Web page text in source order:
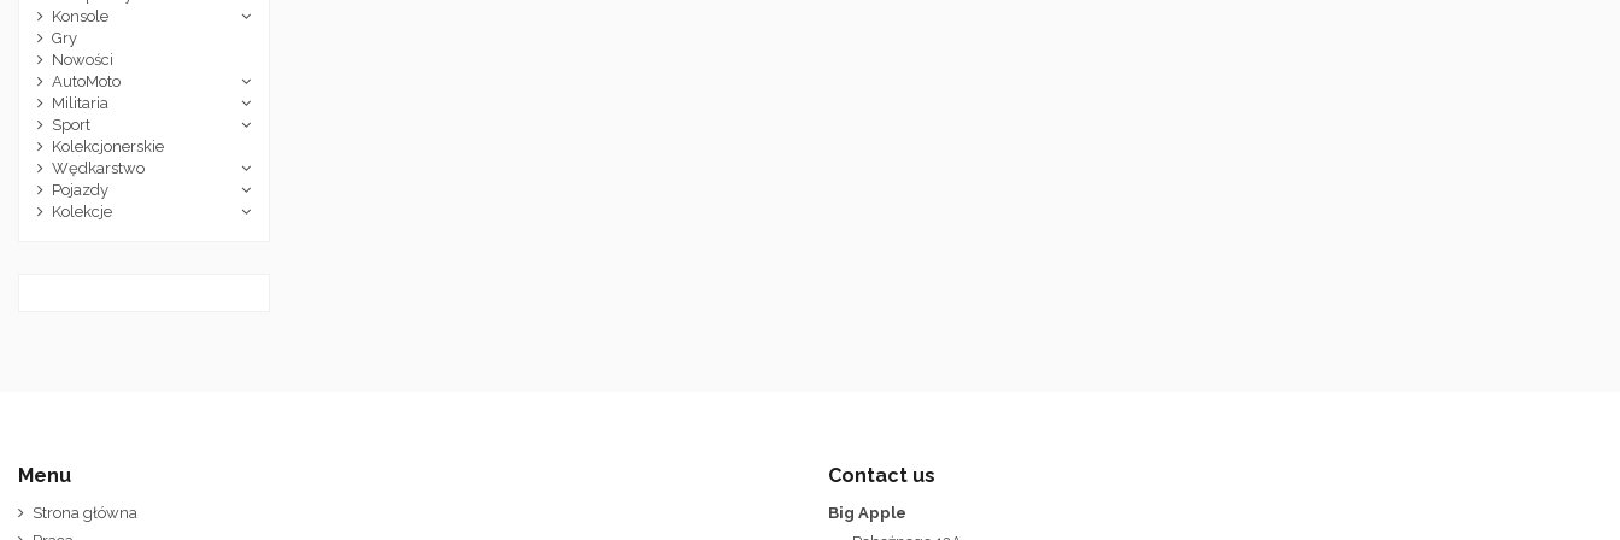
Konsole
Gry
Nowości
AutoMoto
Militaria
Sport
Kolekcjonerskie
Wędkarstwo
Pojazdy
Kolekcje
Menu
Strona główna
Contact us
Big Apple